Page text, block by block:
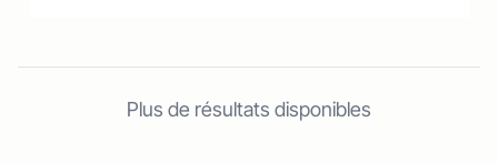
Plus de résultats disponibles